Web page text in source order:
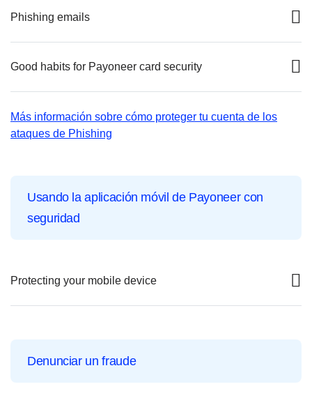
Phishing emails
Good habits for Payoneer card security
Más información sobre cómo proteger tu cuenta de los
ataques de Phishing
Usando la aplicación móvil de Payoneer con
seguridad
Protecting your mobile device
Denunciar un fraude